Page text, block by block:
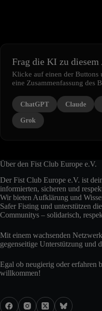
Frag die KI zu
Klicke auf einen der
eine Zusammenfassung des
ChatGPT Claude
Grok
Über den Fist Club Europe e.V.
Der Fist Club Europe e.V. ist
informierten, sicheren und
Wir bieten Aufklärung und
Safer Fisting und unterstützen
Communitys – solidarisch,
Mit einem wachsenden
gegenseitige Unterstützung und
Egal ob neugierig oder erfahren
willkommen!